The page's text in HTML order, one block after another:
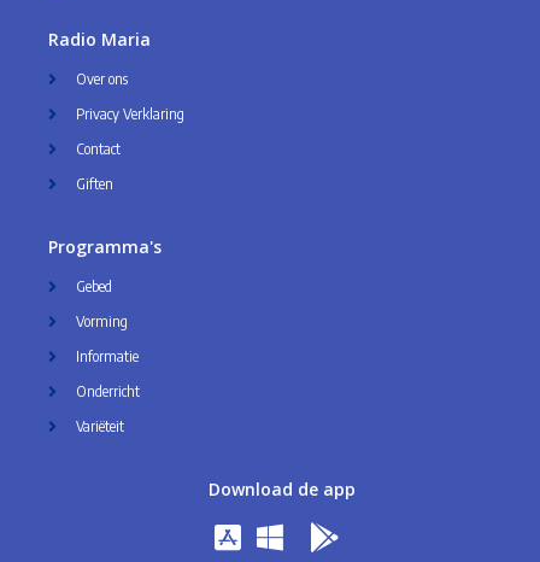
Radio Maria
Over ons
Privacy Verklaring
Contact
Giften
Programma's
Gebed
Vorming
Informatie
Onderricht
Variëteit
Download de app